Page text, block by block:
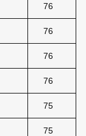
76
76
76
76
75
75